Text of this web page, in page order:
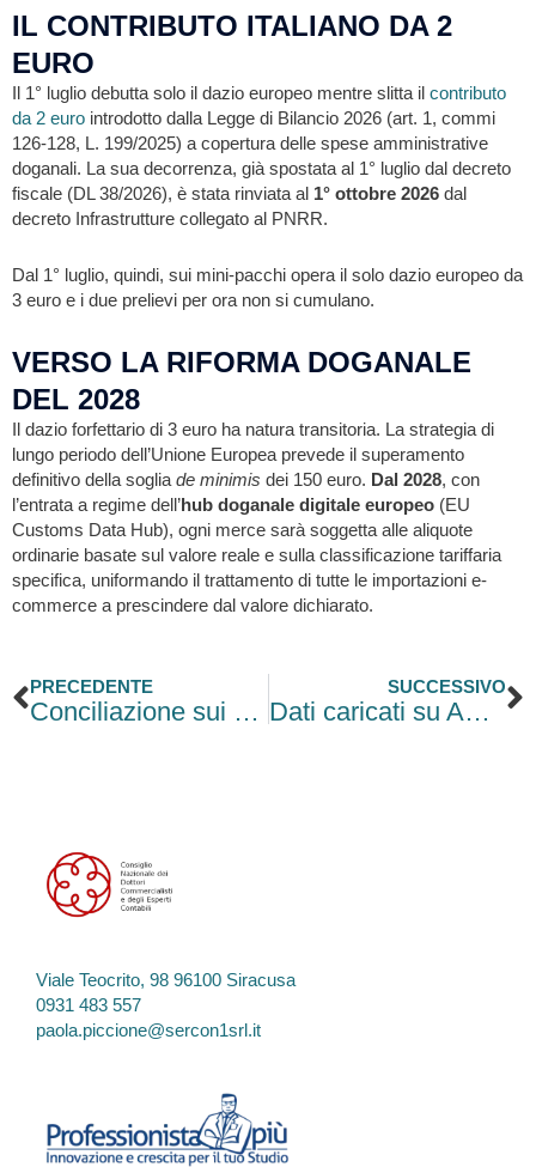
IL CONTRIBUTO ITALIANO DA 2
EURO
Il 1° luglio debutta solo il dazio europeo mentre slitta il contributo
da 2 euro introdotto dalla Legge di Bilancio 2026 (art. 1, commi
126-128, L. 199/2025) a copertura delle spese amministrative
doganali. La sua decorrenza, già spostata al 1° luglio dal decreto
fiscale (DL 38/2026), è stata rinviata al 1° ottobre 2026 dal
decreto Infrastrutture collegato al PNRR.
Dal 1° luglio, quindi, sui mini-pacchi opera il solo dazio europeo da
3 euro e i due prelievi per ora non si cumulano.
VERSO LA RIFORMA DOGANALE
DEL 2028
Il dazio forfettario di 3 euro ha natura transitoria. La strategia di
lungo periodo dell’Unione Europea prevede il superamento
definitivo della sogliade minimis dei 150 euro. Dal 2028, con
l’entrata a regime dell’hub doganale digitale europeo (EU
Customs Data Hub), ogni merce sarà soggetta alle aliquote
ordinarie basate sul valore reale e sulla classificazione tariffaria
specifica, uniformando il trattamento di tutte le importazioni e-
commerce a prescindere dal valore dichiarato.
Precedente
PRECEDENTE
Conciliazione sui crediti compensati, 31 nuovi codici tributo per l’F24
SUCCESSIVO
Dati caricati su ANPR accessibili a tutte le PA, meno certificazioni per cittadini e imprese
Viale Teocrito, 98 96100 Siracusa
0931 483 557
paola.piccione@sercon1srl.it